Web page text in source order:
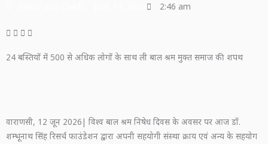
2:46 am
24 बस्तियों में 500 से अधिक लोगों के साथ ली बाल श्रम मुक्त समाज की शपथ
वाराणसी, 12 जून 2026| विश्व बाल श्रम निषेध दिवस के अवसर पर आज डॉ.
शम्भूनाथ सिंह रिसर्च फाउंडेशन द्वारा अपनी सहयोगी संस्था क्राय एवं अन्य के सहयोग